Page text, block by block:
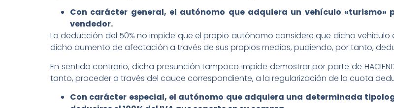
Con carácter general, el autónomo que adquiera un vehículo «turismo»
vendedor.
La deducción del 50% no impide que el propio autónomo considere que dicho
dicho aumento de afectación a través de sus propios medios, pudiendo, por tanto,
En sentido contrario, dicha presunción tampoco impide demostrar por parte de
tanto, proceder a través del cauce correspondiente, a la regularización de la cuota
Con carácter especial, el autónomo que adquiera una determinada